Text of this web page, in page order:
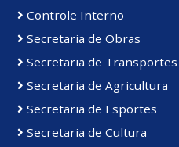
Controle Interno
Secretaria de Obras
Secretaria de Transportes
Secretaria de Agricultura
Secretaria de Esportes
Secretaria de Cultura